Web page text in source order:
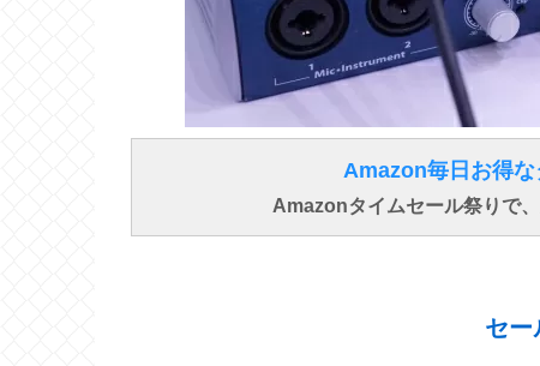
Amazon毎日お得な
Amazonタイムセール祭りで
セー